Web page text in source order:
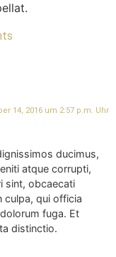
14, 2016 um 2:57 p.m. Uhr
ducimus,
atque corrupti,
sint, obcaecati
culpa, qui officia
fuga. Et
distinctio.